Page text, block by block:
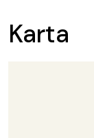
Karta